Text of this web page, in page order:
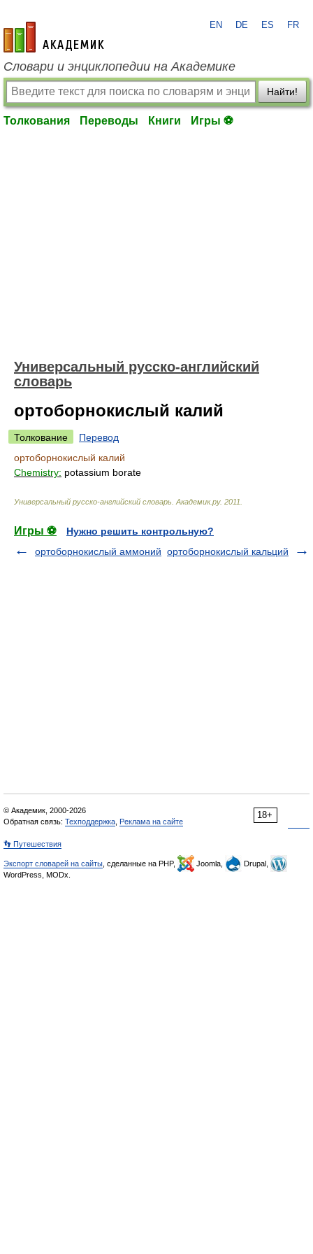
academic.ru
EN DE ES FR
Словари и энциклопедии на Академике
Найти!
Толкования Переводы Книги Игры ⚽
Универсальный русско-английский
словарь
ортоборнокислый калий
Толкование
Перевод
ортоборнокислый калий
Chemistry: potassium borate
Универсальный русско-английский словарь Академик.ру. 2011
Игры ⚽
Нужно решить контрольную?
ортоборнокислый аммоний ортоборнокислый кальций
18+
© Академик, 2000-2026
Обратная связь: Техподдержка Реклама на сайте
👣 Путешествия
Экспорт словарей на сайты , сделанные на PHP, Joomla,
Drupal,
WordPress, MODx.